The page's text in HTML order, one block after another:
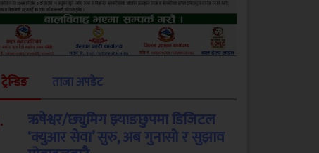
ट्रेन्डिङ ताजा अपडेट
. ऋषेश्वर/छ्युमिग झ्याङछुपमा डिजिटल
‘क्युआर सेवा’ सुरु, अब गुनासो र सुझाव